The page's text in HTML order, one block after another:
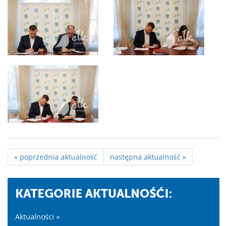
« poprzednia aktualność następna aktualność »
KATEGORIE AKTUALNOŚĆI:
Aktualności »